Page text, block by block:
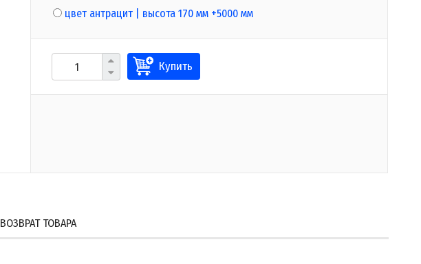
цвет антрацит | высота 170 мм +5000 мм
Купить
ВОЗВРАТ ТОВАРА